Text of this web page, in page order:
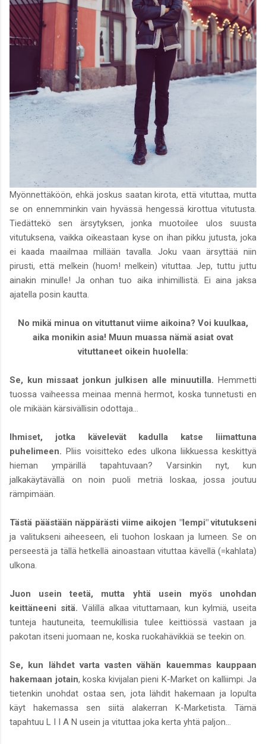
Myönnettäköön, ehkä joskus saatan kirota, että vituttaa, mutta
se on ennemminkin vain hyvässä hengessä kirottua vitutusta.
Tiedättekö sen ärsytyksen, jonka muotoilee ulos suusta
vitutuksena, vaikka oikeastaan kyse on ihan pikku jutusta, joka
ei kaada maailmaa millään tavalla. Joku vaan ärsyttää niin
pirusti, että melkein (huom! melkein) vituttaa. Jep, tuttu juttu
ainakin minulle! Ja onhan tuo aika inhimillistä. Ei aina jaksa
ajatella posin kautta.
No mikä minua on vituttanut viime aikoina? Voi kuulkaa,
aika monikin asia! Muun muassa nämä asiat ovat
vituttaneet oikein huolella:
Se, kun missaat jonkun julkisen alle minuutilla. Hemmetti
tuossa vaiheessa meinaa mennä hermot, koska tunnetusti en
ole mikään kärsivällisin odottaja...
Ihmiset, jotka kävelevät kadulla katse liimattuna
puhelimeen. Pliis voisitteko edes ulkona liikkuessa keskittyä
hieman ympärillä tapahtuvaan? Varsinkin nyt, kun
jalkakäytävällä on noin puoli metriä loskaa, jossa joutuu
rämpimään.
Tästä päästään näppärästi viime aikojen "lempi" vitutukseni
ja valitukseni aiheeseen, eli tuohon loskaan ja lumeen. Se on
perseestä ja tällä hetkellä ainoastaan vituttaa kävellä (=kahlata)
ulkona.
Juon usein teetä, mutta yhtä usein myös unohdan
keittäneeni sitä. Välillä alkaa vituttamaan, kun kylmiä, useita
tunteja hautuneita, teemukillisia tulee keittiössä vastaan ja
pakotan itseni juomaan ne, koska ruokahävikkiä se teekin on.
Se, kun lähdet varta vasten vähän kauemmas kauppaan
hakemaan jotain, koska kivijalan pieni K-Market on kalliimpi. Ja
tietenkin unohdat ostaa sen, jota lähdit hakemaan ja lopulta
käyt hakemassa sen siitä alakerran K-Marketista. Tämä
tapahtuu L I I A N usein ja vituttaa joka kerta yhtä paljon...